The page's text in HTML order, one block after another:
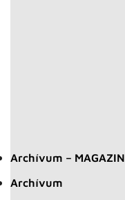
Archívum – MAGAZIN
Archívum